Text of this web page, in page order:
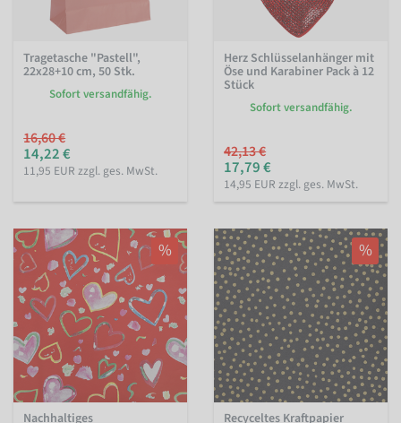
Tragetasche "Pastell",
22x28+10 cm, 50 Stk.
Sofort versandfähig.
16,60 €
14,22 €
11,95 EUR zzgl. ges. MwSt.
Herz Schlüsselanhänger mit
Öse und Karabiner Pack à 12
Stück
Sofort versandfähig.
42,13 €
17,79 €
14,95 EUR zzgl. ges. MwSt.
%
Nachhaltiges
%
Recyceltes Kraftpapier